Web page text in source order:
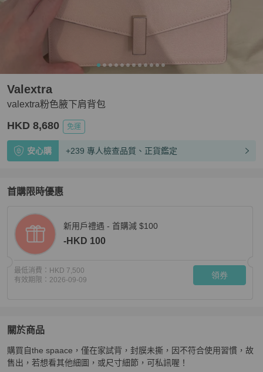
valextra粉色腋下肩背包
Valextra
HKD 8,680 免運
安心購 +239 專人檢查品質、正貨鑑定
首購限時優惠
新用戶禮遇 - 首購減 $100
-HKD 100
最低消費： HKD 7,500
有效期限： 2026-09-09 領券
關於商品
關於valextra粉色腋下肩背包 商品詳情與購買須知
購買自the spaace，僅在家試背，封膜未撕，因不符合使用習慣，故
售出，若想看其他細圖，或尺寸細節，可私訊喔！